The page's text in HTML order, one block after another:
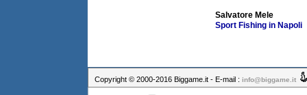
Salvatore Mele
Sport Fishing in Napoli
Copyright © 2000-2016 Biggame.it - E-mail : info@biggame.it